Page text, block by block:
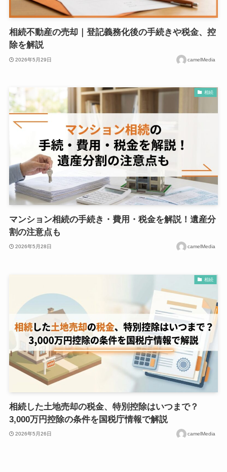
相続不動産の売却｜登記義務化後の手続きや税金、控
除を解説
2026年5月29日 camelMedia
相続
マンション相続の手続き・費用・税金を解説！遺産分
割の注意点も
2026年5月28日 camelMedia
相続
相続した土地売却の税金、特別控除はいつまで？
3,000万円控除の条件を国税庁情報で解説
2026年5月26日 camelMedia